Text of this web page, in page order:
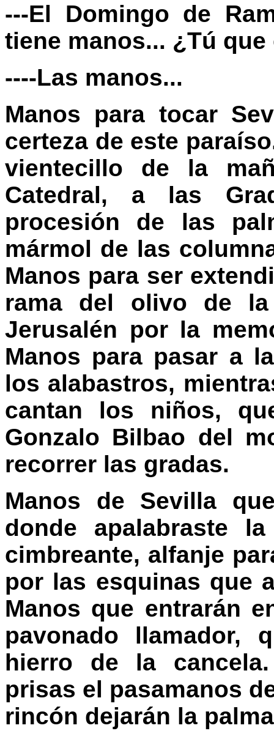
---El Domingo de
tiene manos... ¿Tú
----Las manos...
Manos para tocar
certeza de este
vientecillo de la
Catedral, a las
procesión de las
mármol de las
Manos para ser
rama del olivo de
Jerusalén por la
Manos para pasar a
los alabastros,
cantan los niños,
Gonzalo Bilbao del
recorrer las gradas.
Manos de Sevilla
donde apalabraste
cimbreante, alfanje
por las esquinas que
Manos que entrarán
pavonado llamador,
hierro de la
prisas el pasamanos
rincón dejarán la